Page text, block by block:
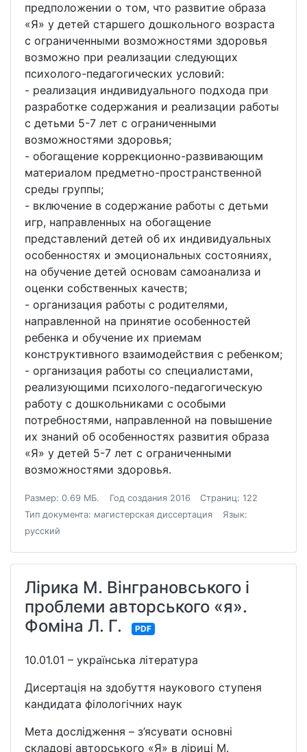
предположении о том, что развитие образа
«Я» у детей старшего дошкольного возраста
с ограниченными возможностями здоровья
возможно при реализации следующих
психолого-педагогических условий:
- реализация индивидуального подхода при
разработке содержания и реализации работы
с детьми 5-7 лет с ограниченными
возможностями здоровья;
- обогащение коррекционно-развивающим
материалом предметно-пространственной
среды группы;
- включение в содержание работы с детьми
игр, направленных на обогащение
представлений детей об их индивидуальных
особенностях и эмоциональных состояниях,
на обучение детей основам самоанализа и
оценки собственных качеств;
- организация работы с родителями,
направленной на принятие особенностей
ребенка и обучение их приемам
конструктивного взаимодействия с ребенком;
- организация работы со специалистами,
реализующими психолого-педагогическую
работу с дошкольниками с особыми
потребностями, направленной на повышение
их знаний об особенностях развития образа
«Я» у детей 5-7 лет с ограниченными
возможностями здоровья.
Размер: 0.69 МБ. Год создания 2016
Страниц: 122
Тип документа: магистерская диссертация
Язык:
русский
Лiрика М. Вiнграновського i
проблеми авторського «я».
Фомiна Л. Г.
PDF
10.01.01 – українська література
Дисертація на здобуття наукового ступеня
кандидата філологічних наук
Мета дослідження – з’ясувати основні
складові авторського «Я» в ліриці М.